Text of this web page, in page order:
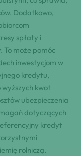
Dodatkowo,
spłaty i
To może pomóc
inwestycjom w
kredytu,
kwot
ubezpieczenia
dotyczących
kredyt
rolniczą.